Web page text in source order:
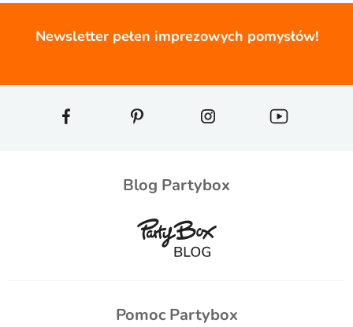
Newsletter pełen imprezowych pomysłów!
Blog Partybox
Pomoc Partybox